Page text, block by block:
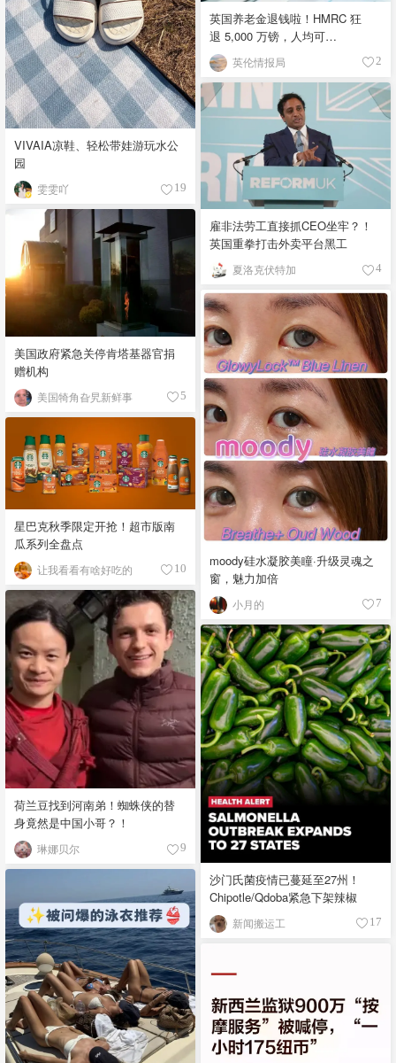
VIVAIA凉鞋、轻松带娃游玩水公
园
雯雯吖 19
英国养老金退钱啦！HMRC 狂
退 5,000 万镑，人均可
领 £4,000！
英伦情报局 2
雇非法劳工直接抓CEO坐牢？！
英国重拳打击外卖平台黑工
夏洛克伏特加 4
美国政府紧急关停肯塔基器官捐
赠机构
美国犄角旮旯新鲜事 5
moody硅水凝胶美瞳·升级灵魂之
窗，魅力加倍
小月的 7
星巴克秋季限定开抢！超市版南
瓜系列全盘点
让我看看有啥好吃的 10
荷兰豆找到河南弟！蜘蛛侠的替
身竟然是中国小哥？！
琳娜贝尔 9
沙门氏菌疫情已蔓延至27州！
Chipotle/Qdoba紧急下架辣椒
新闻搬运工 17